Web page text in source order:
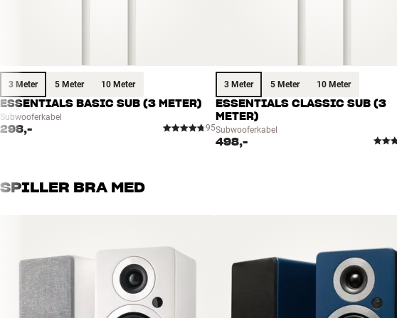
3 Meter 5 Meter 10 Meter
ESSENTIALS BASIC SUB (3 METER)
Subwooferkabel
298,- 95
3 Meter 5 Meter 10 Meter
ESSENTIALS CLASSIC SUB (3
METER)
Subwooferkabel
498,-
SPILLER BRA MED